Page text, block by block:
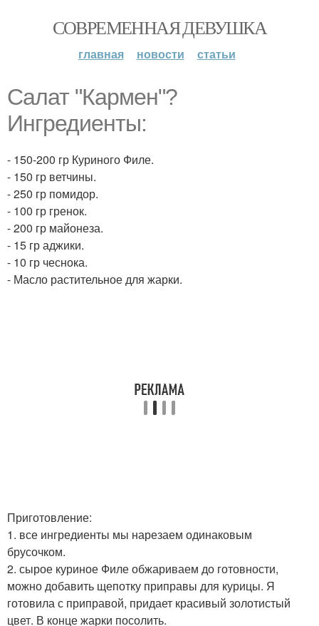
СОВРЕМЕННАЯ ДЕВУШКА
главная новости статьи
Салат "Кармен"?
Ингредиенты:
- 150-200 гр Куриного Филе.
- 150 гр ветчины.
- 250 гр помидор.
- 100 гр гренок.
- 200 гр майонеза.
- 15 гр аджики.
- 10 гр чеснока.
- Масло растительное для жарки.
Приготовление:
1. все ингредиенты мы нарезаем одинаковым
брусочком.
2. сырое куриное Филе обжариваем до готовности,
можно добавить щепотку приправы для курицы. Я
готовила с приправой, придает красивый золотистый
цвет. В конце жарки посолить.